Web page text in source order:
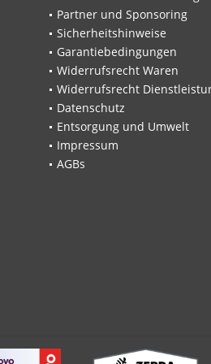
Partner und Sponsoring
Sicherheitshinweise
Garantiebedingungen
Widerrufsrecht Waren
Widerrufsrecht
Datenschutz
Entsorgung und Umwelt
Impressum
AGBs